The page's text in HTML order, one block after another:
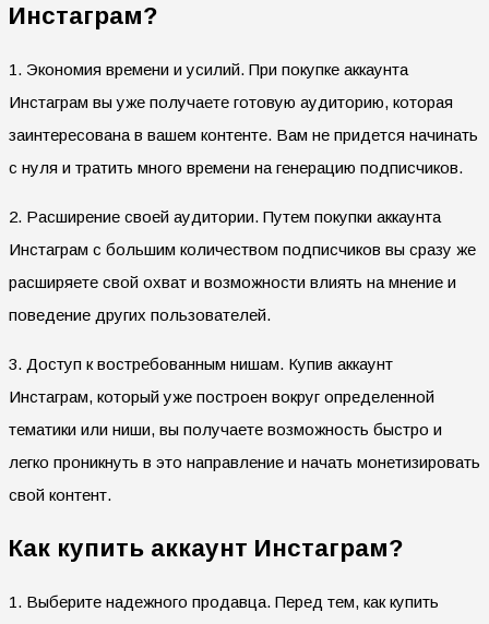
Инстаграм?
1. Экономия времени и усилий. При покупке аккаунта
Инстаграм вы уже получаете готовую аудиторию, которая
заинтересована в вашем контенте. Вам не придется начинать
с нуля и тратить много времени на генерацию подписчиков.
2. Расширение своей аудитории. Путем покупки аккаунта
Инстаграм с большим количеством подписчиков вы сразу же
расширяете свой охват и возможности влиять на мнение и
поведение других пользователей.
3. Доступ к востребованным нишам. Купив аккаунт
Инстаграм, который уже построен вокруг определенной
тематики или ниши, вы получаете возможность быстро и
легко проникнуть в это направление и начать монетизировать
свой контент.
Как купить аккаунт Инстаграм?
1. Выберите надежного продавца. Перед тем, как купить